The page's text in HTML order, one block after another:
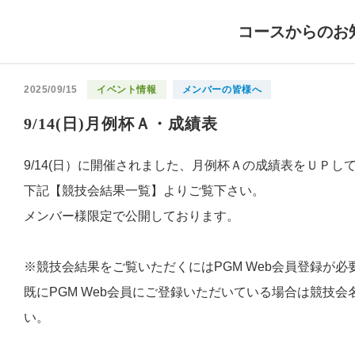
コースからのお
2025/09/15 イベント情報 メンバーの皆様へ
9/14(日)月例杯Ａ・成績表
9/14(日）に開催されました、月例杯Ａの成績表をＵＰし
下記【競技会結果一覧】よりご覧下さい。
メンバー様限定で公開しております。
※競技会結果をご覧いただくにはPGM Web会員登録が必
既にPGM Web会員にご登録いただいている場合は競技
い。